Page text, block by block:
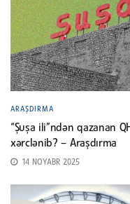
ARAŞDIRMA
“Şuşa ili”ndən qazanan
xərclənib? – Araşdırma
14 NOYABR 2025